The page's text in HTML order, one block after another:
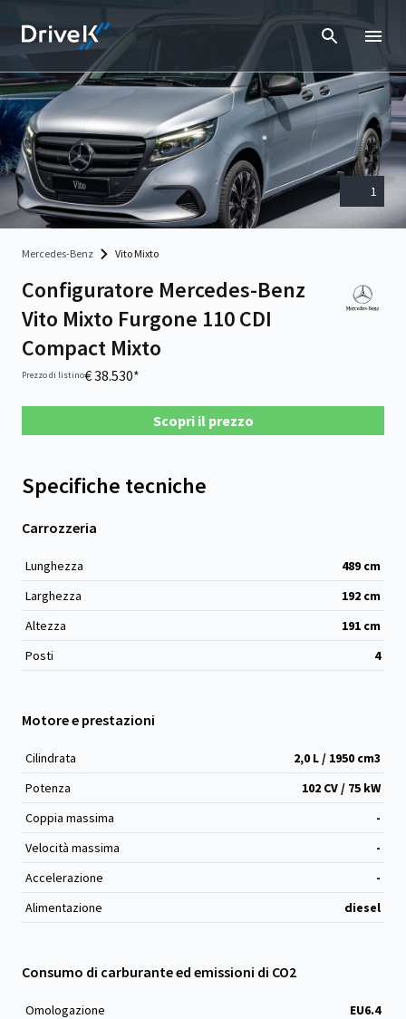
1
Mercedes-Benz Vito Mixto
Configuratore Mercedes-Benz
Vito Mixto Furgone 110 CDI
Compact Mixto
Prezzo di listino€ 38.530*
Scopri il prezzo
Specifiche tecniche
Carrozzeria
Lunghezza 489 cm
Larghezza
192 cm
Altezza
191 cm
Posti
4
Motore e prestazioni
Cilindrata 2,0 L / 1950 cm3
Potenza
102 CV / 75 kW
Coppia massima
-
Velocità massima
-
Accelerazione
-
Alimentazione
diesel
Consumo di carburante ed emissioni di CO2
Omologazione
EU6.4